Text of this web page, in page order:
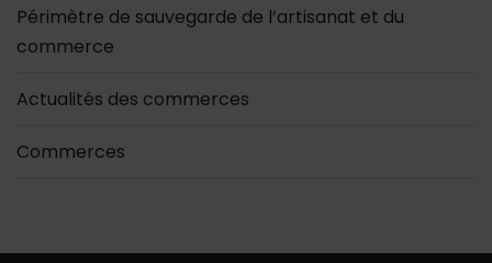
Périmètre de sauvegarde de l’artisanat et du
commerce
Actualités des commerces
Commerces